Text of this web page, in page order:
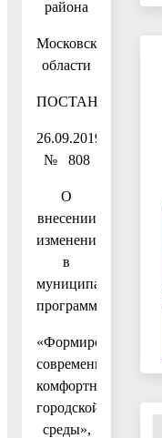
района
Московской
области
ПОСТАНОВЛЕНИЕ
26.09.2019
№ 808
О
внесении
изменений
в
муниципальную
программу
«Формирование
современной
комфортной
городской
среды»,